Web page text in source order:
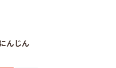
んじん